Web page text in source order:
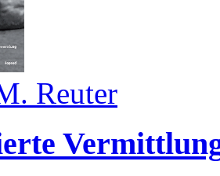
Reuter